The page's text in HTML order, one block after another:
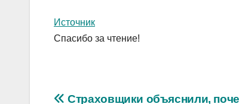
Источник
Спасибо за чтение!
Страховщики объяснили,